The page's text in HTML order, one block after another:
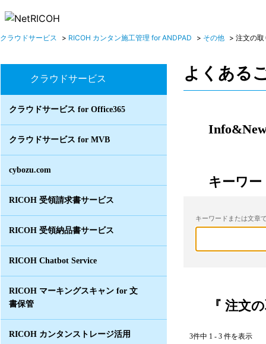
クラウドサービス > RICOH カンタン施工管理 for ANDPAD > その他 > 注文の
クラウドサービス
クラウドサービス for Office365
クラウドサービス for MVB
cybozu.com
RICOH 受領請求書サービス
RICOH 受領納品書サービス
RICOH Chatbot Service
RICOH マーキングスキャン for 文
書保管
RICOH カンタンストレージ活用
よくある
キーワー
キーワードまたは文章
『 注文
3件中 1 - 3 件を表示